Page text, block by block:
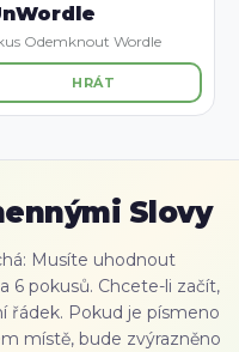
Odemknout Wordle
HRÁT
Slovy
Musíte uhodnout
6 pokusů. Chcete-li začít,
řádek. Pokud je písmeno
místě, bude zvýrazněno